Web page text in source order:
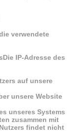
verwendete
IP-Adresse des
auf unsere
unsere Website
unseres Systems
zusammen mit
findet nicht